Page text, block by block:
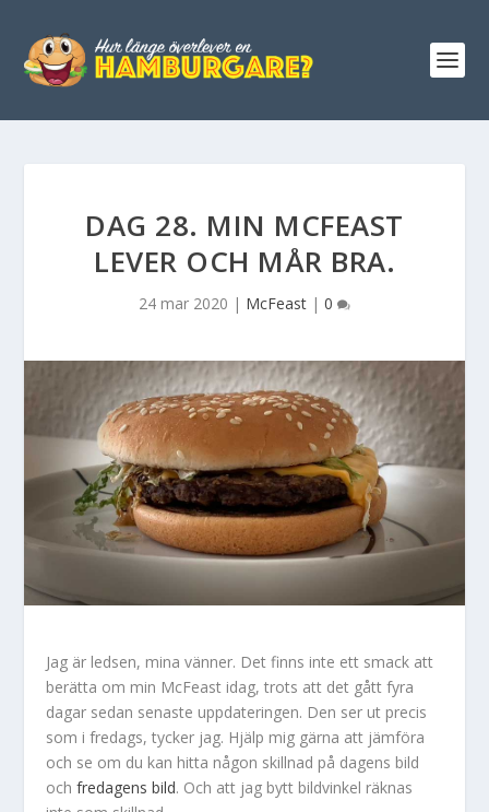
DAG 28. MIN MCFEAST
LEVER OCH MÅR BRA.
24 mar 2020 | McFeast | 0
Jag är ledsen, mina vänner. Det finns inte ett smack att
berätta om min McFeast idag, trots att det gått fyra
dagar sedan senaste uppdateringen. Den ser ut precis
som i fredags, tycker jag. Hjälp mig gärna att jämföra
och se om du kan hitta någon skillnad på dagens bild
ochfredagens bild. Och att jag bytt bildvinkel räknas